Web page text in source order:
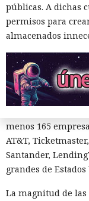
Muka, de 26 años,
informático y
Washington. Su
pena máxima es
Muka y sus
menos 165
AT&T,
Santander,
grandes de Estados
La magnitud de
públicas. A dichas
permisos para
almacenados